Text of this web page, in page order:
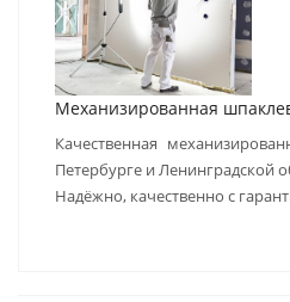
Механизированная
Качественная
Петербурге и Ленинградской
Надёжно, качественно с